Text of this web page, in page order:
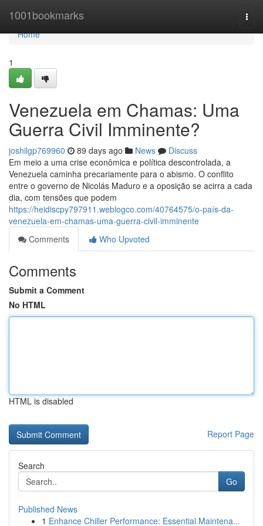
1001bookmarks
Home
Home
1
Venezuela em Chamas: Uma
Guerra Civil Imminente?
joshilgp769960 89 days ago News
Discuss
Em meio a uma crise econômica e política descontrolada, a
Venezuela caminha precariamente para o abismo. O conflito
entre o governo de Nicolás Maduro e a oposição se acirra a cada
dia, com tensões que podem
https://heidiscpy797911.weblogco.com/40764575/o-país-da-
venezuela-em-chamas-uma-guerra-civil-imminente
Comments
Who Upvoted
Comments
Submit a Comment
No HTML
HTML is disabled
Report Page
Search
Go
Published News
1 Enhance Chiller Performance: Essential Maintena...